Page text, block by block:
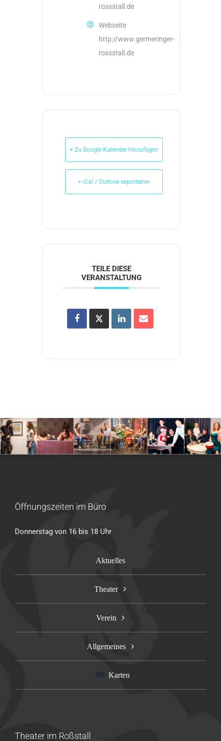
rossstall.de
Webseite
http://www.germeringer-
rossstall.de
+ Zu Google Kalender hinzufügen
+ iCal / Outlook exportieren
TEILE DIESE
VERANSTALTUNG
Öffnungszeiten im Büro
Donnerstag von 16 bis 18 Uhr
Aktuelles
Theater
Verein
Allgemeines
Karten
Theater im Roßstall